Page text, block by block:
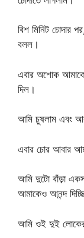
বিশ মিনিট চোদার
বলল।
এবার অশোক আমাকে
দিল।
আমি চুষলাম এবং
এবার চোর আবার
আমি দুটো বাঁড়া
আমাকেও আনন্দ
আমি ওই দুই লোকের